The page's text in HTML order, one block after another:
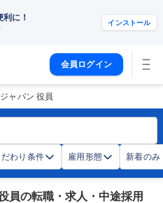
に！ インストール
会員ログイン
ャパン 役員
だわり条件 雇用形態 新着のみ
員の転職・求人・中途採用